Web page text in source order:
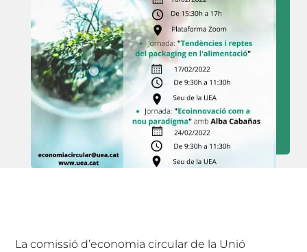
La comissió d’economia circular de la Unió